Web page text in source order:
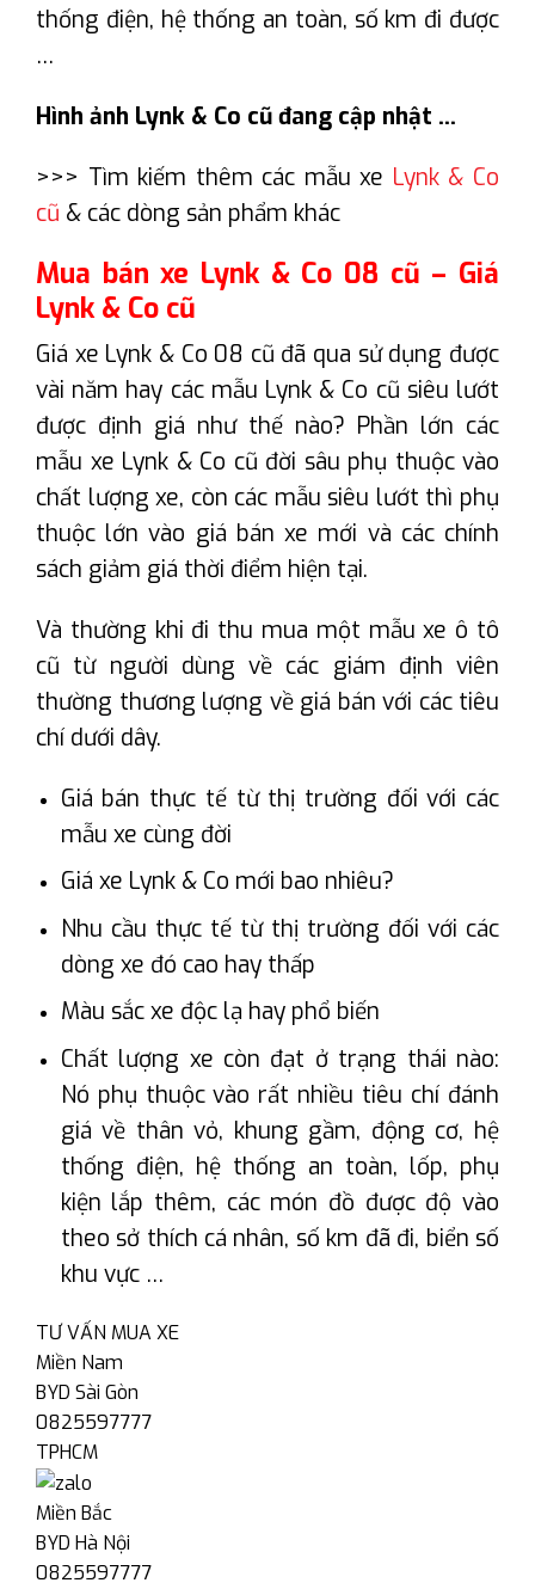
thống điện, hệ thống an toàn, số km đi được
…
Hình ảnh Lynk & Co cũ đang cập nhật …
>>> Tìm kiếm thêm các mẫu xe Lynk & Co
cũ & các dòng sản phẩm khác
Mua bán xe Lynk & Co 08 cũ – Giá
Lynk & Co cũ
Giá xe Lynk & Co 08 cũ đã qua sử dụng được
vài năm hay các mẫu Lynk & Co cũ siêu lướt
được định giá như thế nào? Phần lớn các
mẫu xe Lynk & Co cũ đời sâu phụ thuộc vào
chất lượng xe, còn các mẫu siêu lướt thì phụ
thuộc lớn vào giá bán xe mới và các chính
sách giảm giá thời điểm hiện tại.
Và thường khi đi thu mua một mẫu xe ô tô
cũ từ người dùng về các giám định viên
thường thương lượng về giá bán với các tiêu
chí dưới dây.
Giá bán thực tế từ thị trường đối với các
mẫu xe cùng đời
Giá xe Lynk & Co mới bao nhiêu?
Nhu cầu thực tế từ thị trường đối với các
dòng xe đó cao hay thấp
Màu sắc xe độc lạ hay phổ biến
Chất lượng xe còn đạt ở trạng thái nào:
Nó phụ thuộc vào rất nhiều tiêu chí đánh
giá về thân vỏ, khung gầm, động cơ, hệ
thống điện, hệ thống an toàn, lốp, phụ
kiện lắp thêm, các món đồ được độ vào
theo sở thích cá nhân, số km đã đi, biển số
khu vực …
TƯ VẤN MUA XE
Miền Nam
BYD Sài Gòn
0825597777
TPHCM
Miền Bắc
BYD Hà Nội
0825597777